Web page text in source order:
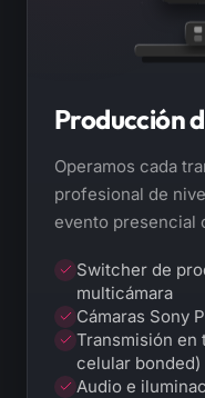
Producción
Operamos cada
profesional de
evento presencial
Switcher de
multicámara
Cámaras Sony
Transmisión en
celular bonded)
Audio e